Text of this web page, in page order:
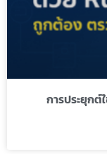
การประยุกต์